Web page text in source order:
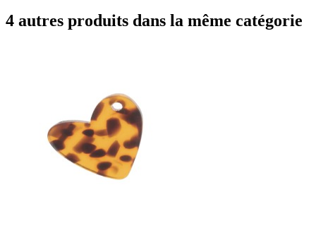
4 autres produits dans la même catégorie